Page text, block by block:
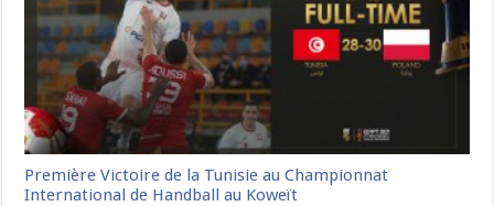
Première Victoire de la Tunisie au Championnat
International de Handball au Koweït